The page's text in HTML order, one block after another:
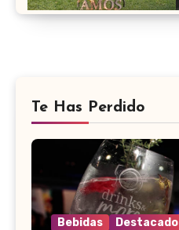
Te Has Perdido
Bebidas Destacado